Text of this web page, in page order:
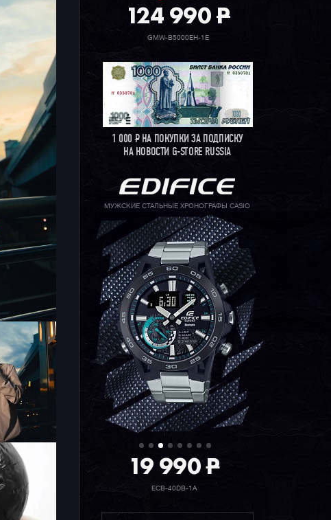
124 990P
GMW-B5000EH-1E
1 000РНА ПОКУПКИ ЗА ПОДПИСКУ
НА НОВОСТИ G-STORE RUSSIA
МУЖСКИЕ СТАЛЬНЫЕ ХРОНОГРАФЫ CASIO
19 990P
ECB-40DB-1A